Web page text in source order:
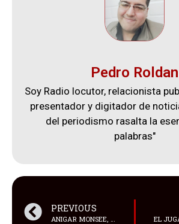
Pedro Roldan
Soy Radio locutor, relacionista
presentador y digitador de
del periodismo rasalta la
palabras"
PREVIOUS